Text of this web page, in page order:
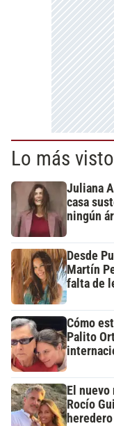
Lo más visto
Juliana
casa
ningún
Desde
Martín
falta de
Cómo
Palito
El
Rocío